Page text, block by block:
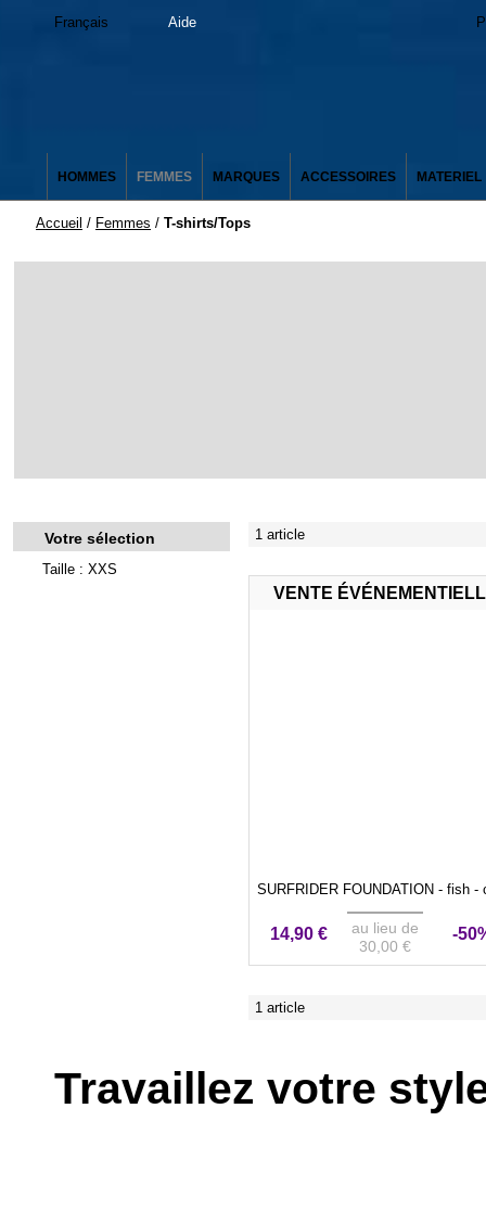
Français Aide
HOMMES FEMMES MARQUES ACCESSOIRES MATERIEL
Accueil / Femmes / T-shirts/Tops
Votre sélection
Taille : XXS
1 article
VENTE
SURFRIDER FOUNDATION - fish -
14,90 €
au lieu de
30,00 €
-
1 article
Travaillez votre